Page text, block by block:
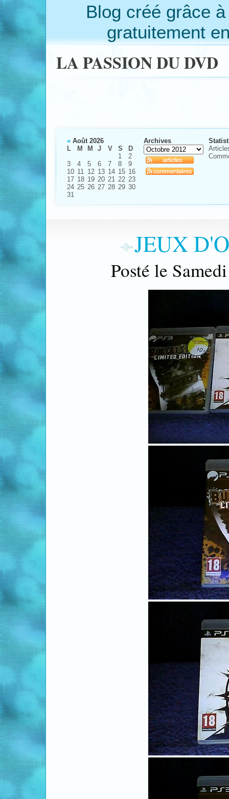
Blog créé grâce
gratuitement
LA PASSION DU DVD
« Août 2026
L
M M J V S
D
1
2
3
4 5 6 7 8
9
10 11 12 13 14 15 16
17 18 19 20 21 22 23
24 25 26 27 28 29 30
31
Archives
JEUX
Posté le